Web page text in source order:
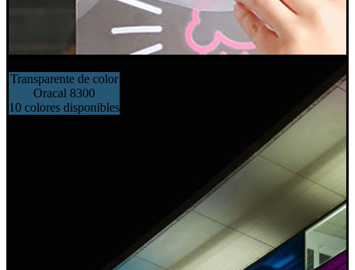
Transparente de color
Oracal 8300
10 colores disponibles